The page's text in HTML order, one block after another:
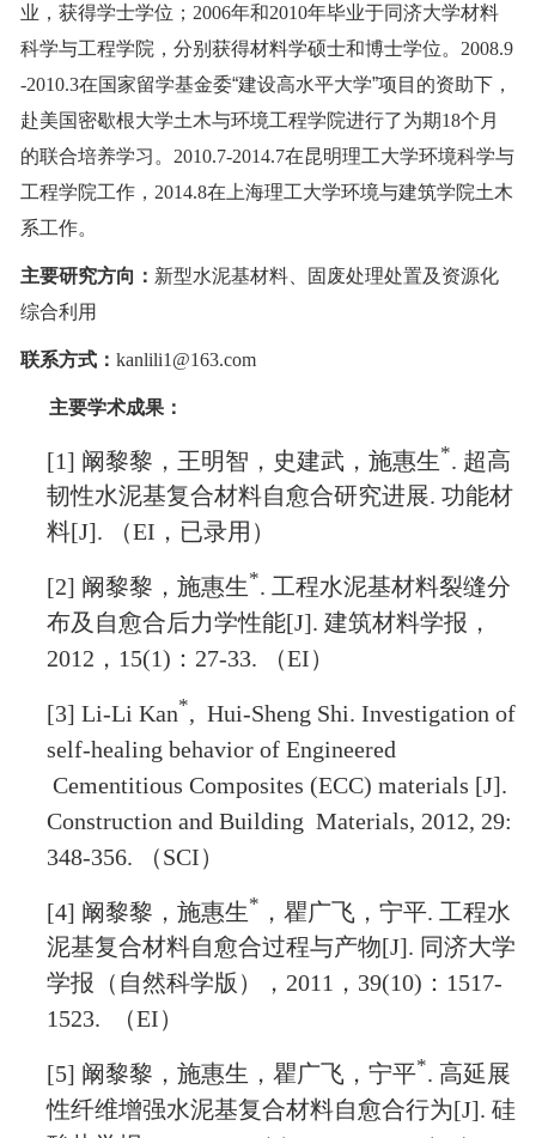
业，获得学士学位； 2006年和2010年毕业于同济大学材料
科学与工程学院，分别获得材料学硕士和博士学位。 2008.9
-2010.3在国家留学基金委“建设高水平大学”项目的资助下，
赴美国 密歇根大学土木与环境工程学院进行了为期18个月
的联合培养学习。 2010.7-2014.7在昆明理工大学环境科学与
工程学院工作， 2014.8在上海理工大学环境与建筑学院土木
系工作。
主要研究方向： 新型水泥基材料、固废处理处置及资源化
综合利用
联系方式： kanlili1@163.com
主要学术成果：
[1] 阚黎黎，王明智，史建武，施惠生*
超高
韧性水泥基复合材料自愈合研究进展. 功能材
料[J]. （EI ，已录用）
[2] 阚黎黎，施惠生*. 工程水泥基材料裂缝分
布及自愈合后力学性能[J]. 建筑材料学报，
2012 ， 15(1) ： 27-33. （EI）
[3] Li-Li Kan*, Hui-Sheng Shi. Investigation of
self-healing behavior of Engineered
Cementitious Composites (ECC) materials [J].
Construction and Building Materials, 2012, 29:
348-356.
（SCI）
[4] 阚黎黎，施惠生* ，瞿广飞，宁平 工程水
泥基复合材料自愈合过程与产物[J]. 同济大学
学报（自然科学版）， 2011 ， 39(10) ： 1517-
1523.
（EI）
[5] 阚黎黎，施惠生，瞿广飞，宁平*. 高延展
性纤维增强水泥基复合材料自愈合行为[J]. 硅